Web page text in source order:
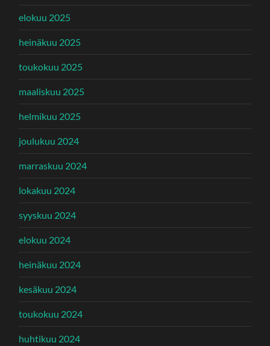
elokuu 2025
heinäkuu 2025
toukokuu 2025
maaliskuu 2025
helmikuu 2025
joulukuu 2024
marraskuu 2024
lokakuu 2024
syyskuu 2024
elokuu 2024
heinäkuu 2024
kesäkuu 2024
toukokuu 2024
huhtikuu 2024